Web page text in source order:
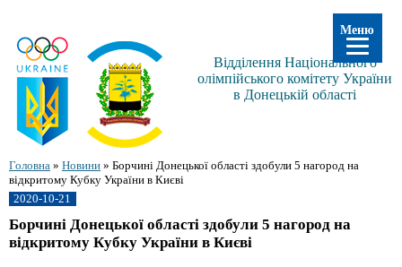
Відділення Національного
олімпійського комітету України
в Донецькій області
Головна » Новини » Борчині Донецької області здобули 5 нагород на
відкритому Кубку України в Києві
2020-10-21
Борчині Донецької області здобули 5 нагород на
відкритому Кубку України в Києві
Меню